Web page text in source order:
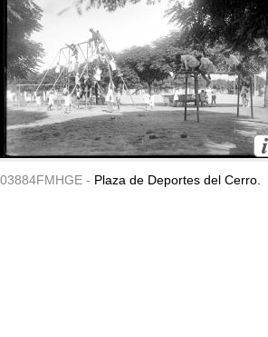
03884FMHGE - Plaza de Deportes del Cerro.